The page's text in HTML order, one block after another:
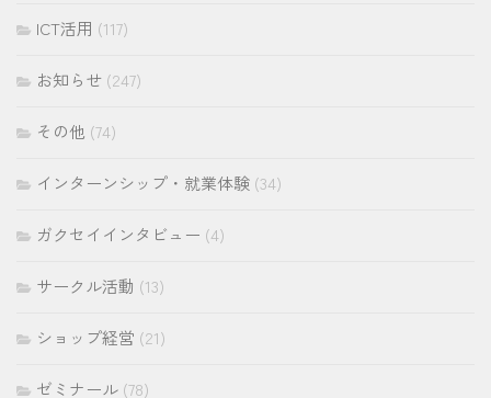
ICT活用 (117)
お知らせ (247)
その他 (74)
インターンシップ・就業体験 (34)
ガクセイインタビュー (4)
サークル活動 (13)
ショップ経営 (21)
ゼミナール (78)